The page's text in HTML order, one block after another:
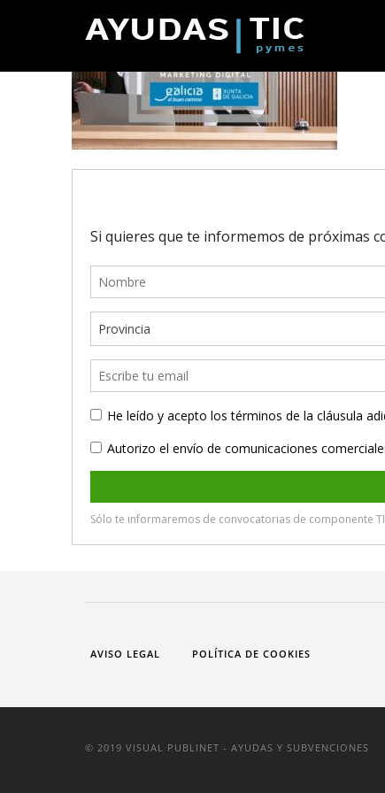
AVISO LEGAL POLÍTICA DE COOKIES
© 2019 VISUAL PUBLINET - AYUDAS Y SUBVENCIONES